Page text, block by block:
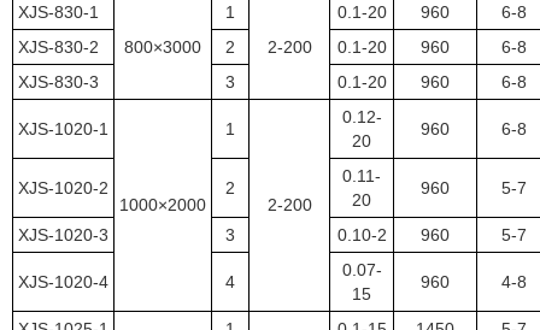
XJS-830-1
800×3000
1
2-200
0.1-20 960
6-8
XJS-830-2
2 0.1-20 960
6-8
XJS-830-3
3 0.1-20 960 6-8
XJS-1020-1
1000×2000
1
2-200
0.12-
20
960 6-8
XJS-1020-2 2
0.11-
20
960 5-7
XJS-1020-3 3 0.10-2 960 5-7
XJS-1020-4 4
0.07-
15
960 4-8